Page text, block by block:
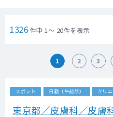
1326 件中 1～ 20件を表示
1 2 3
スポット 日勤（午前診） クリ
東京都／皮膚科／皮膚